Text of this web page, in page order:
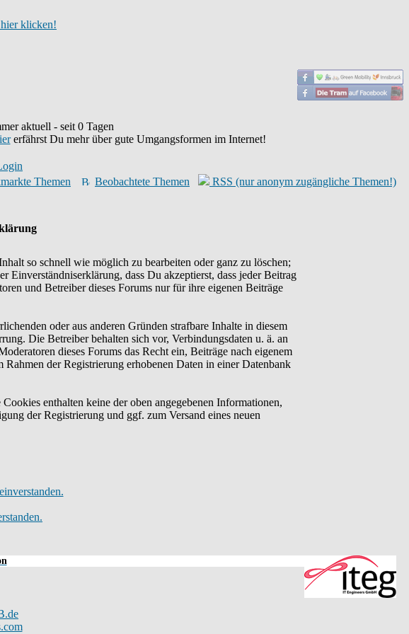
klicken!
aktuell - seit 0 Tagen
erfährst Du mehr über gute Umgangsformen im Internet!
Themen
Beobachtete Themen RSS (nur anonym zugängliche Themen!)
so schnell wie möglich zu bearbeiten oder ganz zu löschen;
Einverständniserklärung, dass Du akzeptierst, dass jeder Beitrag
und Betreiber dieses Forums nur für ihre eigenen Beiträge
oder aus anderen Gründen strafbare Inhalte in diesem
Die Betreiber behalten sich vor, Verbindungsdaten u. ä. an
dieses Forums das Recht ein, Beiträge nach eigenem
der Registrierung erhobenen Daten in einer Datenbank
enthalten keine der oben angegebenen Informationen,
der Registrierung und ggf. zum Versand eines neuen